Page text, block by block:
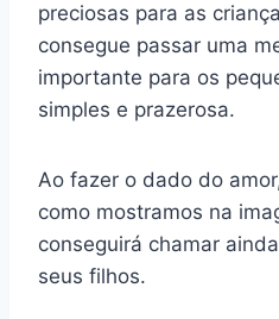
preciosas para as
consegue passar uma
importante para os
simples e prazerosa.
Ao fazer o dado do
como mostramos na
conseguirá chamar
seus filhos.